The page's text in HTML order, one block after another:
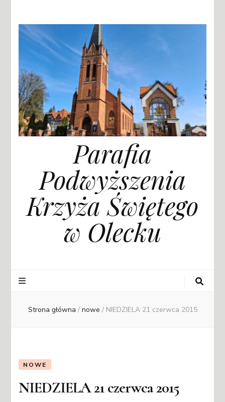
Parafia
Podwyższenia
Krzyża Świętego
w Olecku
Strona główna / nowe / NIEDZIELA 21 czerwca 2015
NOWE
NIEDZIELA 21 czerwca 2015